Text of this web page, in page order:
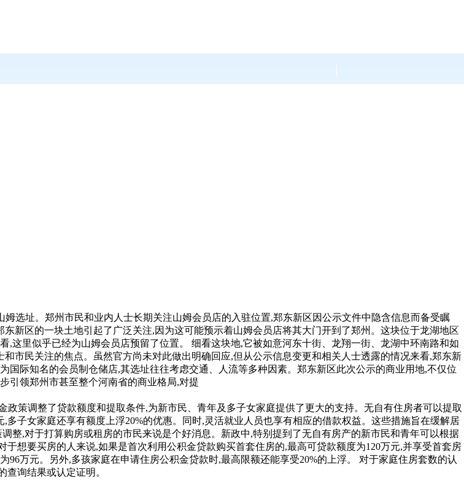
选址。郑州市民和业内人士长期关注山姆会员店的入驻位置,郑东新区因公示文件中隐含信息而备受瞩
新区的一块土地引起了广泛关注,因为这可能预示着山姆会员店将其大门开到了郑州。这块位于龙湖地区
,这里似乎已经为山姆会员店预留了位置。 细看这块地,它被如意河东十街、龙翔一街、龙湖中环南路和如
市民关注的焦点。虽然官方尚未对此做出明确回应,但从公示信息变更和相关人士透露的情况来看,郑东新
际知名的会员制仓储店,其选址往往考虑交通、人流等多种因素。郑东新区此次公示的商业用地,不仅位
引领郑州市甚至整个河南省的商业格局,对提
策调整了贷款额度和提取条件,为新市民、青年及多子女家庭提供了更大的支持。无自有住房者可以提取
子女家庭还享有额度上浮20%的优惠。同时,灵活就业人员也享有相应的借款权益。这些措施旨在缓解居
整,对于打算购房或租房的市民来说是个好消息。新政中,特别提到了无自有房产的新市民和青年可以根据
想要买房的人来说,如果是首次利用公积金贷款购买首套住房的,最高可贷款额度为120万元,并享受首套房
万元。另外,多孩家庭在申请住房公积金贷款时,最高限额还能享受20%的上浮。 对于家庭住房套数的认
询结果或认定证明。